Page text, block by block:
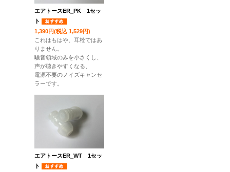
エアトースER_PK 1セッ
ト
1,390円(税込 1,529円)
これはもはや、耳栓ではあ
りません。
騒音領域のみを小さくし、
声が聴きやすくなる、
電源不要のノイズキャンセ
ラーです。
エアトースER_WT 1セッ
ト